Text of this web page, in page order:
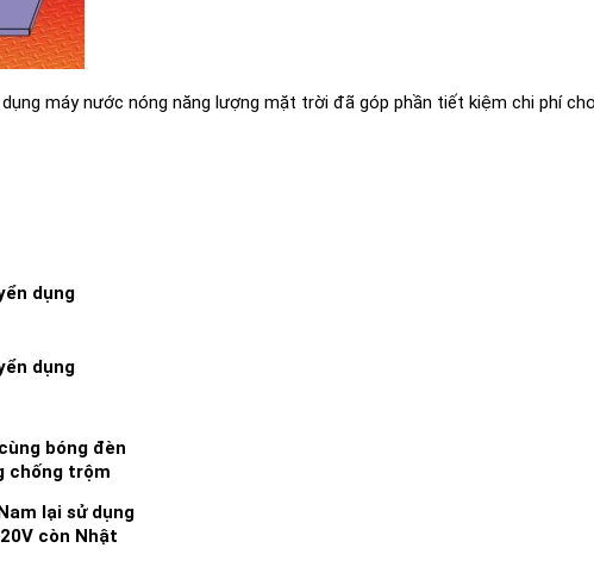
máy nước nóng năng lượng mặt trời đã góp phần tiết kiệm chi phí
dụng
dụng
bóng đèn
chống trộm
lại sử dụng
còn Nhật